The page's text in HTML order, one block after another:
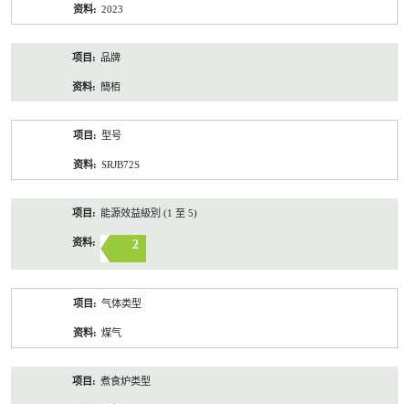
2023
品牌
簡栢
型号
SRJB72S
能源效益級別 (1 至 5)
2
气体类型
煤气
煮食炉类型